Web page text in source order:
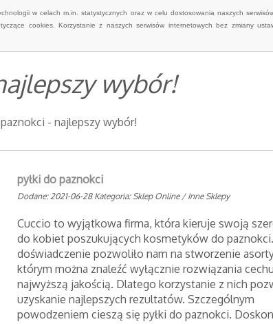
w celach m.in. statystycznych oraz w celu dostosowania naszych
cookies. Korzystanie z naszych serwisów internetowych bez zmiany
wybór!
paznokci - najlepszy wybór!
pyłki do paznokci
Dodane: 2021-06-28 Kategoria: Sklep Online / Inne Sklepy
Cuccio to wyjątkowa firma, która kieruje swoją
do kobiet poszukujących kosmetyków do
doświadczenie pozwoliło nam na stworzenie
którym można znaleźć wyłącznie rozwiązania
najwyższą jakością. Dlatego korzystanie z nich
uzyskanie najlepszych rezultatów. Szczególnym
powodzeniem cieszą się pyłki do paznokci.